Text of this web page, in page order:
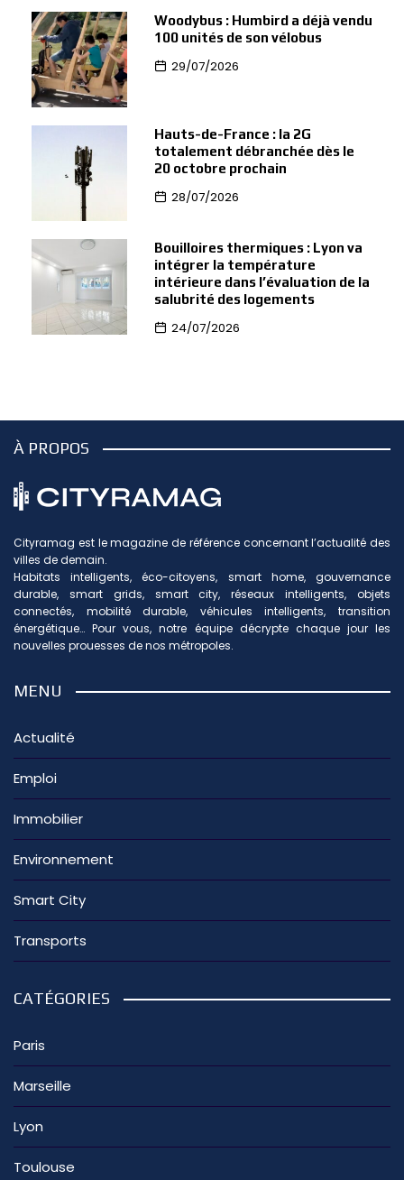
Woodybus : Humbird a déjà vendu
100 unités de son vélobus
29/07/2026
Hauts-de-France : la 2G
totalement débranchée dès le
20 octobre prochain
28/07/2026
Bouilloires thermiques : Lyon va
intégrer la température
intérieure dans l’évaluation de la
salubrité des logements
24/07/2026
À PROPOS
Cityramag est le magazine de référence concernant l’actualité des
villes de demain.
Habitats intelligents, éco-citoyens, smart home, gouvernance
durable, smart grids, smart city, réseaux intelligents, objets
connectés, mobilité durable, véhicules intelligents, transition
énergétique… Pour vous, notre équipe décrypte chaque jour les
nouvelles prouesses de nos métropoles.
MENU
Actualité
Emploi
Immobilier
Environnement
Smart City
Transports
CATÉGORIES
Paris
Marseille
Lyon
Toulouse